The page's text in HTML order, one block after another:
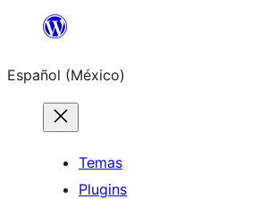
Saltar
contenido
Español (México)
Temas
Plugins